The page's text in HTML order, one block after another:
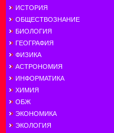
ИСТОРИЯ
ОБЩЕСТВОЗНАНИЕ
БИОЛОГИЯ
ГЕОГРАФИЯ
ФИЗИКА
АСТРОНОМИЯ
ИНФОРМАТИКА
ХИМИЯ
ОБЖ
ЭКОНОМИКА
ЭКОЛОГИЯ